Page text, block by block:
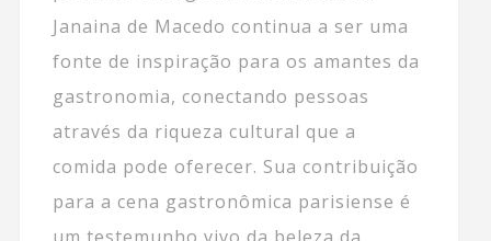
Janaina de Macedo continua a ser uma
fonte de inspiração para os amantes da
gastronomia, conectando pessoas
através da riqueza cultural que a
comida pode oferecer. Sua contribuição
para a cena gastronômica parisiense é